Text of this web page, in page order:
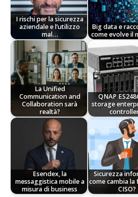
I rischi per la sicurezza
aziendale e l’utilizzo
mal…
Big data e
come evolve il
La Unified
Communication and
Collaboration sarà
realtà?
QNAP
storage
Esendex, la
messaggistica mobile a
misura di business
Sicurezza
come cambia la
CISO?